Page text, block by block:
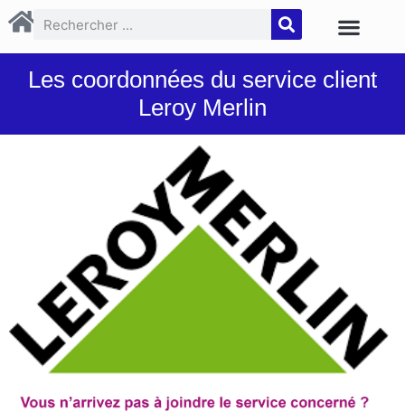
Les coordonnées du service client
Leroy Merlin